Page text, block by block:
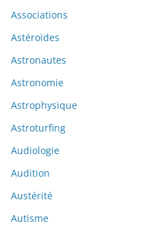
Associations
Astéroïdes
Astronautes
Astronomie
Astrophysique
Astroturfing
Audiologie
Audition
Austérité
Autisme